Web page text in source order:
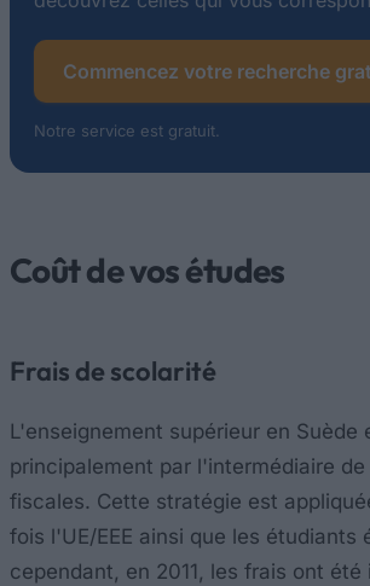
Commencez votre recherche
Notre service est gratuit.
Coût de vos études
Frais de scolarité
L'enseignement supérieur en Suède
principalement par l'intermédiaire
fiscales. Cette stratégie est
fois l'UE/EEE ainsi que les étudiants
cependant, en 2011, les frais ont